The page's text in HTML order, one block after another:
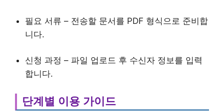
필요 서류 – 전송할 문서를 PDF 형식으로 준비합
니다.
신청 과정 – 파일 업로드 후 수신자 정보를 입력
합니다.
단계별 이용 가이드